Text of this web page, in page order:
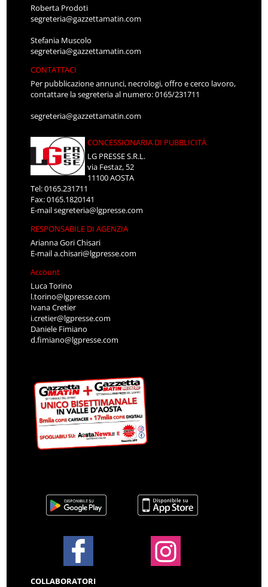
Roberta Prodoti
segreteria@gazzettamatin.com
Stefania Muscolo
segreteria@gazzettamatin.com
CONTATTACI
Per pubblicazione annunci, necrologi, offro e cerco lavoro,
contattare la segreteria al numero: 0165/231711
segreteria@gazzettamatin.com
CONCESSIONARIA DI PUBBLICITÀ
LG PRESSE S.R.L.
via Festaz, 52
11100 AOSTA
Tel: 0165.231711
Fax: 0165.1820141
E-mailsegreteria@lgpresse.com
RESPONSABILE DI AGENZIA
Arianna Gori Chisari
E-maila.chisari@lgpresse.com
Account
Luca Torino
l.torino@lgpresse.com
Ivana Cretier
i.cretier@lgpresse.com
Daniele Fimiano
d.fimiano@lgpresse.com
COLLABORATORI